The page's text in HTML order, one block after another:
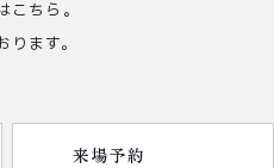
こちら。
ます。
来場予約